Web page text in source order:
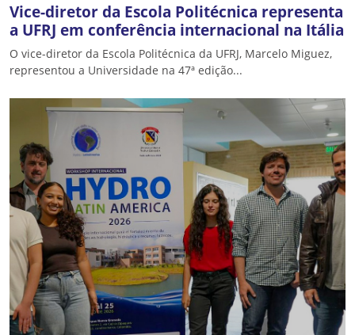
Vice-diretor da Escola Politécnica representa
a UFRJ em conferência internacional na Itália
O vice-diretor da Escola Politécnica da UFRJ, Marcelo Miguez,
representou a Universidade na 47ª edição...